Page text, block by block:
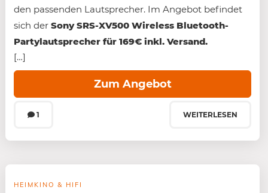
den passenden Lautsprecher. Im Angebot befindet
sich der Sony SRS-XV500 Wireless Bluetooth-
Partylautsprecher für 169€ inkl. Versand.
[…]
1
Zum Angebot
WEITERLESEN
HEIMKINO & HIFI